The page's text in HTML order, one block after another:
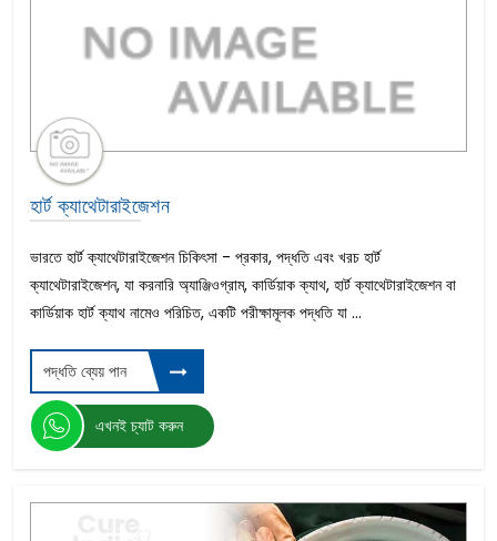
হার্ট ক্যাথেটারাইজেশন
ভারতে হার্ট ক্যাথেটারাইজেশন চিকিৎসা - প্রকার, পদ্ধতি এবং খরচ হার্ট
ক্যাথেটারাইজেশন, যা করনারি অ্যাঞ্জিওগ্রাম, কার্ডিয়াক ক্যাথ, হার্ট ক্যাথেটারাইজেশন বা
কার্ডিয়াক হার্ট ক্যাথ নামেও পরিচিত, একটি পরীক্ষামূলক পদ্ধতি যা ...
পদ্ধতি ব্যেয় পান
এখনই চ্যাট করুন